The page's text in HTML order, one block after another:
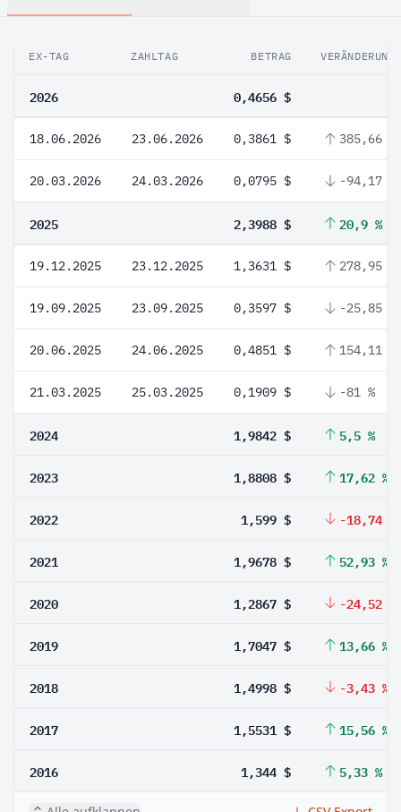
EX-TAG ZAHLTAG BETRAG VERÄNDERUNG
2026 0,4656 $
18.06.2026 23.06.2026 0,3861 $ 385,66 %
20.03.2026 24.03.2026 0,0795 $ -94,17 %
2025 2,3988 $ 20,9 %
19.12.2025 23.12.2025 1,3631 $ 278,95 %
19.09.2025 23.09.2025 0,3597 $ -25,85 %
20.06.2025 24.06.2025 0,4851 $ 154,11 %
21.03.2025 25.03.2025 0,1909 $ -81 %
2024 1,9842 $ 5,5 %
2023 1,8808 $ 17,62 %
2022 1,599 $ -18,74 %
2021 1,9678 $ 52,93 %
2020 1,2867 $ -24,52 %
2019 1,7047 $ 13,66 %
2018 1,4998 $ -3,43 %
2017 1,5531 $ 15,56 %
2016 1,344 $ 5,33 %